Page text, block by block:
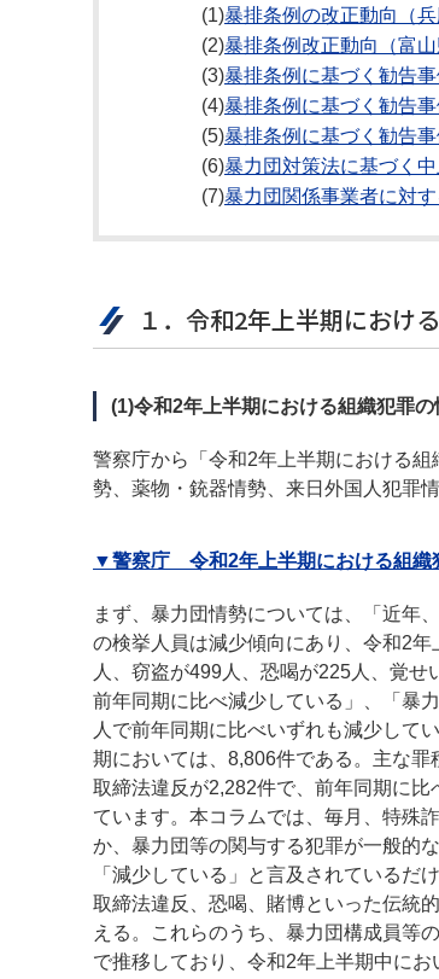
(1)暴排条例の改正動向（兵
(2)暴排条例改正動向（富山
(3)暴排条例に基づく勧告事
(4)暴排条例に基づく勧告事
(5)暴排条例に基づく勧告事
(6)暴力団対策法に基づく
(7)暴力団関係事業者に対
１．令和2年上半期におけ
(1)令和2年上半期における組織犯罪の
警察庁から「令和2年上半期における
勢、薬物・銃器情勢、来日外国人犯罪
▼警察庁 令和2年上半期における組織
まず、暴力団情勢については、「近年
の検挙人員は減少傾向にあり、令和2
人、窃盗が499人、恐喝が225人、覚
前年同期に比べ減少している」、「暴
人で前年同期に比べいずれも減少して
期においては、8,806件である。主な
取締法違反が2,282件で、前年同期に
ています。本コラムでは、毎月、特殊
か、暴力団等の関与する犯罪が一般的
「減少している」と言及されているだ
取締法違反、恐喝、賭博といった伝統
える。これらのうち、暴力団構成員等
で推移しており、令和2年上半期中に